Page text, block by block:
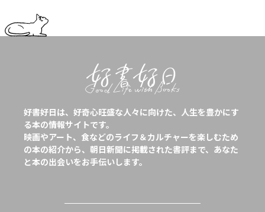
好書好日は、好奇心旺盛な人々に向けた、人生を豊かにす
る本の情報サイトです。
映画やアート、食などのライフ＆カルチャーを楽しむため
の本の紹介から、朝日新聞に掲載された書評まで、あなた
と本の出会いをお手伝いします。